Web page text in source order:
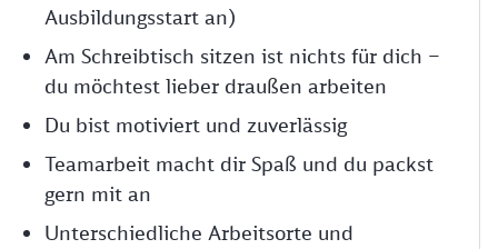
Ausbildungsstart an)
Am Schreibtisch sitzen ist nichts für dich –
du möchtest lieber draußen arbeiten
Du bist motiviert und zuverlässig
Teamarbeit macht dir Spaß und du packst
gern mit an
Unterschiedliche Arbeitsorte und